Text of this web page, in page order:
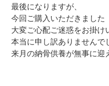
最後になりますが、
今回ご購入いただきました
大変ご心配ご迷惑をお掛け
本当に申し訳ありませんで
来月の納骨供養が無事に迎